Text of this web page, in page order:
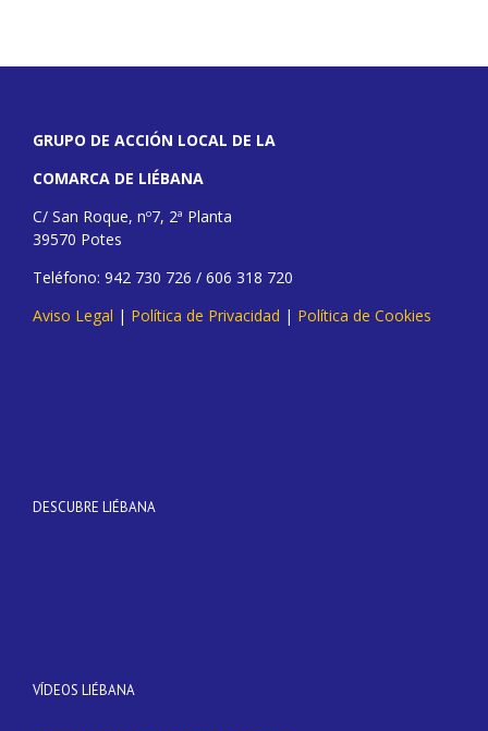
GRUPO DE ACCIÓN LOCAL DE LA
COMARCA DE LIÉBANA
C/ San Roque, nº7, 2ª Planta
39570 Potes
Teléfono: 942 730 726 / 606 318 720
Aviso Legal | Política de Privacidad | Política de Cookies
DESCUBRE LIÉBANA
VÍDEOS LIÉBANA